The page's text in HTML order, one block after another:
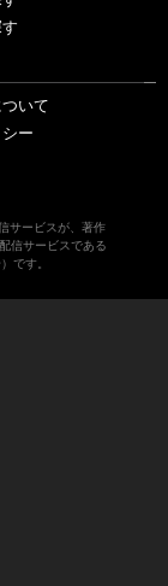
いて
ー
サービスが、著作
信サービスである
です。